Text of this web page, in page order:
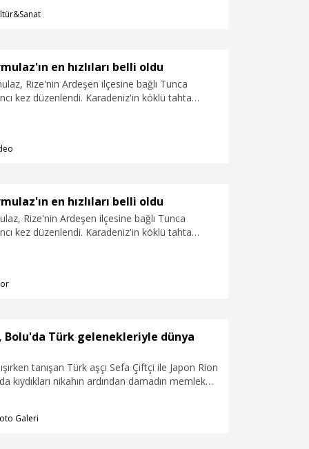
çıkmaktır" dedi.
en hızlıları belli oldu
Rize'nin Ardeşen ilçesine bağlı Tunca
kez düzenlendi. Karadeniz'in köklü tahta
Selimoğlu oldu.
en hızlıları belli oldu
Rize'nin Ardeşen ilçesine bağlı Tunca
kez düzenlendi. Karadeniz'in köklü tahta
Selimoğlu oldu.
Bolu'da Türk gelenekleriyle dünya
tanışan Türk aşçı Sefa Çiftçi ile Japon Rion
kıydıkları nikahın ardından damadın memleketi
Galeri